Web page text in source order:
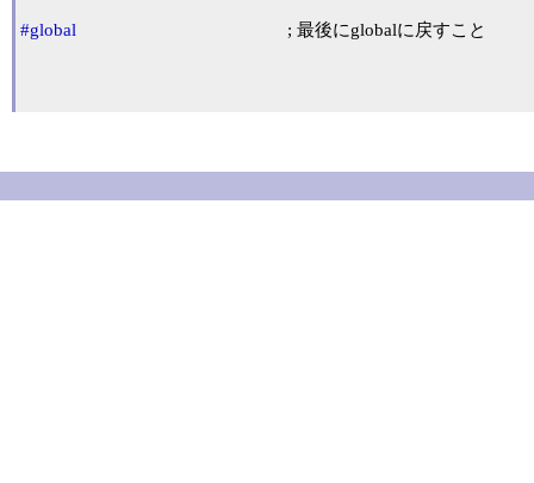
#global ; 最後にglobalに戻すこと